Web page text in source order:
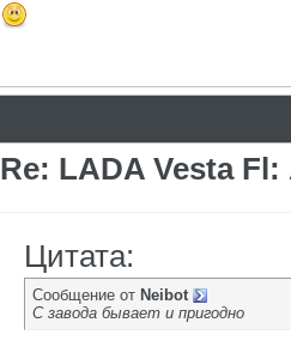
Re: LADA Vesta
Цитата:
Сообщение от Neibot
С завода бывает и пригодно